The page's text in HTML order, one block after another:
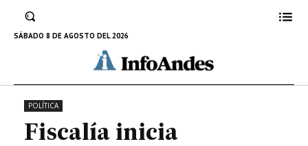
SÁBADO 8 DE AGOSTO DEL 2026
contra fiscales que allanaron
viviendas en Huancayo
25 DE NOVIEMBRE DE 2024
POLÍTICA
Fiscalía inicia